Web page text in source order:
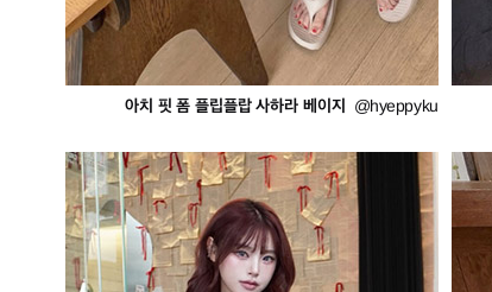
아치 핏 폼 플립플랍 사하라 베이지 @hyeppyku